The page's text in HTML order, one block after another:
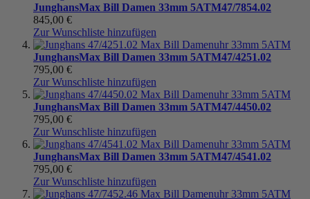
JunghansMax Bill Damen 33mm 5ATM47/7854.02
845,00 €
Zur Wunschliste hinzufügen
JunghansMax Bill Damen 33mm 5ATM47/4251.02
795,00 €
Zur Wunschliste hinzufügen
JunghansMax Bill Damen 33mm 5ATM47/4450.02
795,00 €
Zur Wunschliste hinzufügen
JunghansMax Bill Damen 33mm 5ATM47/4541.02
795,00 €
Zur Wunschliste hinzufügen